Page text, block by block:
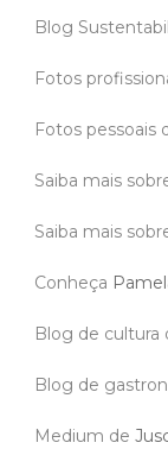
Blog
Fotos
Fotos pessoais
Saiba mais
Saiba mais
Conheça
Blog de cultura
Blog de
Medium de